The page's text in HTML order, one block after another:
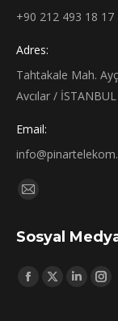
+90 212 493 18 17
Adres:
Tahtakale Mah.
Avcılar / İSTANBUL
Email:
Find us on:
Mail
opens
new
Sosyal
Find us on:
Facebook
X
Linkedin